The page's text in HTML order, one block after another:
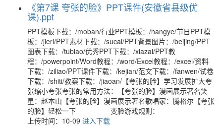
《第7课 夸张的脸》PPT课件(安徽省县级优
课).ppt
PPT模板下载：/moban/行业PPT模板：/hangye/节日PPT模
板：/jieri/PPT素材下载：/sucai/PPT背景图片：/beijing/PPT
图表下载：/tubiao/优秀PPT下载：/xiazai/PPT教
程：/powerpoint/Word教程：/word/Excel教程：/excel/资料
下载：/ziliao/PPT课件下载：/kejian/范文下载：/fanwen/试卷
下载：/shiti/教案下载：/jiaoan/【夸张的脸】学习发展扩大夸
张缩小夸张夸张的常用方法：【夸张的脸】漫画展示著名笑
星：赵本山【夸张的脸】漫画展示著名歌唱家：腾格尔【夸张
的脸】轻松一下 变脸游戏规则：
上传时间：10-09 进入下载